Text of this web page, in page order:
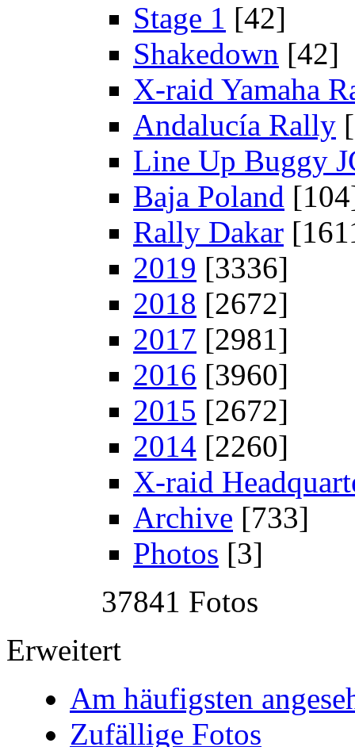
Stage 1 [42]
Shakedown [42]
X-raid Yamaha
Andalucía Rally
Line Up Buggy
Baja Poland
Rally Dakar
2019 [3336]
2018 [2672]
2017 [2981]
2016 [3960]
2015 [2672]
2014 [2260]
X-raid
Archive [733]
Photos [3]
37841 Fotos
Erweitert
Am häufigsten
Zufällige Fotos